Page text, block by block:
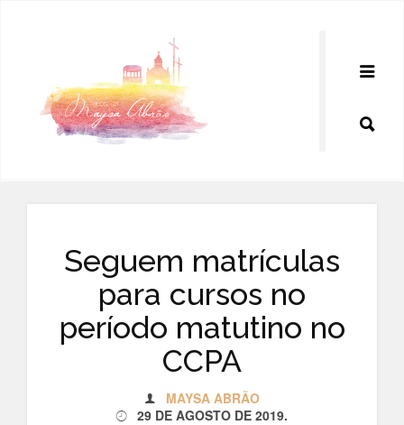
Seguem matrículas
para cursos no
período matutino no
CCPA
MAYSA ABRÃO
29 DE AGOSTO DE 2019.